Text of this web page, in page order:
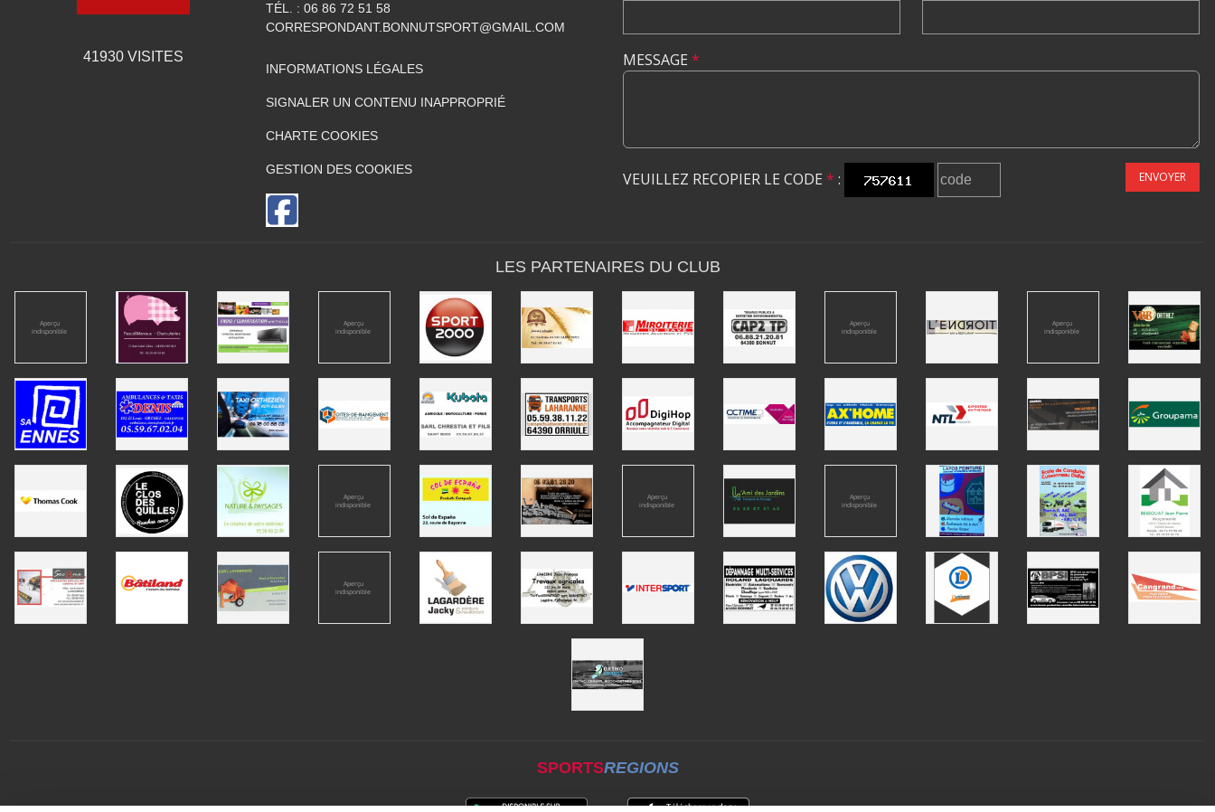
41930VISITES
TÉL. : 06 86 72 51 58
CORRESPONDANT.BONNUTSPORT@GMAIL.COM
INFORMATIONS LÉGALES
SIGNALER UN CONTENU INAPPROPRIÉ
CHARTE COOKIES
GESTION DES COOKIES
MESSAGE *
VEUILLEZ RECOPIER LE CODE * : ENVOYER
LES PARTENAIRES DU CLUB
SPORTSREGIONS